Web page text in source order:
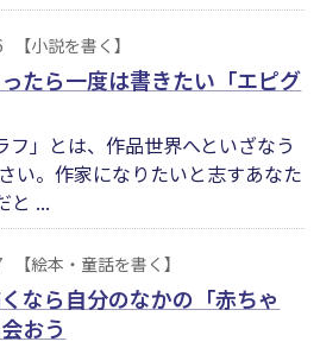
【小説を書く】
たら一度は書きたい「エピグ
フ」とは、作品世界へといざなう
い。作家になりたいと志すあなた
と ...
【絵本・童話を書く】
なら自分のなかの「赤ちゃ
おう